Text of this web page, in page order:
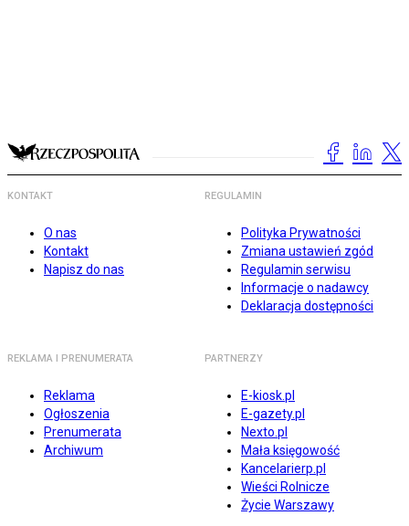
KONTAKT
O nas
Kontakt
Napisz do nas
REGULAMIN
Polityka Prywatności
Zmiana ustawień zgód
Regulamin serwisu
Informacje o nadawcy
Deklaracja dostępności
REKLAMA I PRENUMERATA
Reklama
Ogłoszenia
Prenumerata
Archiwum
PARTNERZY
E-kiosk.pl
E-gazety.pl
Nexto.pl
Mała księgowość
Kancelarierp.pl
Wieści Rolnicze
Życie Warszawy